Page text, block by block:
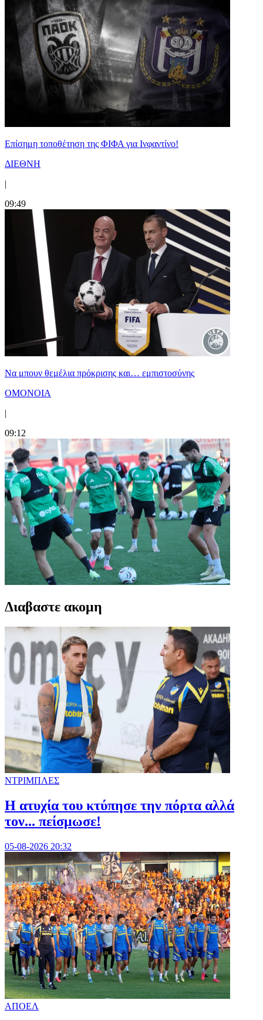
Επίσημη τοποθέτηση της ΦΙΦΑ για Ινφαντίνο!
ΔΙΕΘΝΗ
|
09:49
Να μπουν θεμέλια πρόκρισης και… εμπιστοσύνης
ΟΜΟΝΟΙΑ
|
09:12
Διαβαστε ακομη
ΝΤΡΙΜΠΛΕΣ
Η ατυχία του κτύπησε την πόρτα αλλά
τον... πείσμωσε!
05-08-2026 20:32
ΑΠΟΕΛ